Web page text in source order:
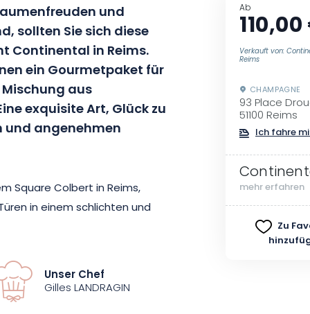
und
sollten Sie sich diese
Continental in Reims.
ein Gourmetpaket für
aus
exquisite Art, Glück zu
und angenehmen
Square Colbert in Reims,
in einem schlichten und
der Geschmäcker
Unser Chef
Gilles LANDRAGIN
Ab
Verkauft von:
Reims
CHAMPAGNE
93 Place
51100 Reims
Ich fahre
mehr erfahren
Zu